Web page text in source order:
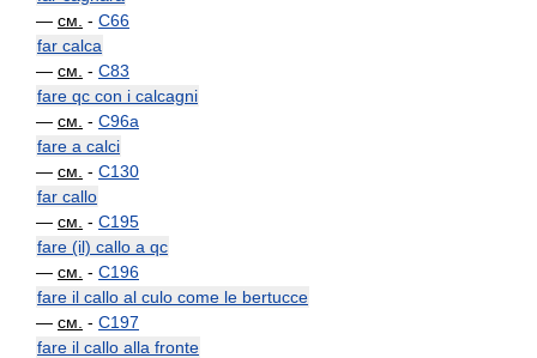
— см. - C66
far calca
— см. - C83
fare qc con i calcagni
— см. - C96a
fare a calci
— см. - C130
far callo
— см. - C195
fare (il) callo a qc
— см. - C196
fare il callo al culo come le bertucce
— см. - C197
fare il callo alla fronte